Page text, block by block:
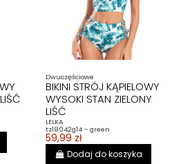
Dwuczęściowe
BIKINI STRÓJ KĄPIELOWY
WYSOKI STAN ZIELONY
LIŚĆ
LELKA
tz18042g14 - green
59,99 zł
Dodaj do koszyka